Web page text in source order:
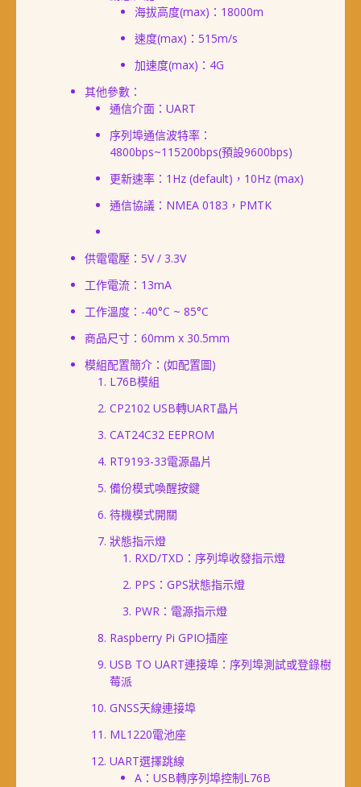
海拔高度(max)：18000m
速度(max)：515m/s
加速度(max)：4G
其他參數：
通信介面：UART
序列埠通信波特率：
4800bps~115200bps(預設9600bps)
更新速率：1Hz (default)，10Hz (max)
通信協議：NMEA 0183，PMTK
供電電壓：5V / 3.3V
工作電流：13mA
工作溫度：-40°C ~ 85°C
商品尺寸：60mm x 30.5mm
模組配置簡介：(如配置圖)
L76B模組
CP2102 USB轉UART晶片
CAT24C32 EEPROM
RT9193-33電源晶片
備份模式喚醒按鍵
待機模式開關
狀態指示燈
RXD/TXD：序列埠收發指示燈
PPS：GPS狀態指示燈
PWR：電源指示燈
Raspberry Pi GPIO插座
USB TO UART連接埠：序列埠測試或登錄樹
莓派
GNSS天線連接埠
ML1220電池座
UART選擇跳線
A：USB轉序列埠控制L76B